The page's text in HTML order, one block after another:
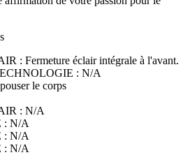
: Fermeture éclair intégrale à l'avant.
: N/A
le corps
: N/A
: N/A
: N/A
: N/A